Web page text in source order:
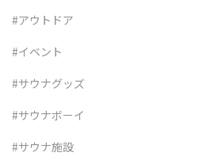
#アウトドア
#イベント
#サウナグッズ
#サウナボーイ
#サウナ施設